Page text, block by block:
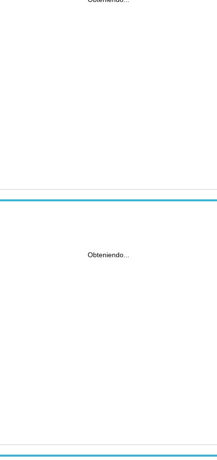
Obteniendo...